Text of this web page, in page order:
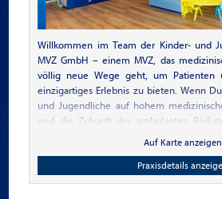
Willkommen im Team der Kinder- und
MVZ GmbH – einem MVZ, das
völlig neue Wege geht, um Patienten
einzigartiges Erlebnis zu bieten. Wenn
und Jugendliche auf hohem
und die Zukunft der ambulanten
mitzugestalten, sind wir genau der
Mit unserem deutschlandweit einmaligen
Maßstäbe in der ambulanten
Auf Karte anzeigen
Praxisdetails